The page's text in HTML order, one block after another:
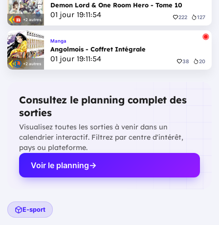
+2 autres
Demon Lord & One Room Hero - Tome 10
01 jour 19:11:51 222 127
+2 autres
Manga
Angolmois - Coffret Intégrale
01 jour 19:11:51 38 20
Consultez le planning complet des
sorties
Visualisez toutes les sorties à venir dans un
calendrier interactif. Filtrez par centre d'intérêt,
pays ou plateforme.
Voir le planning
E-sport